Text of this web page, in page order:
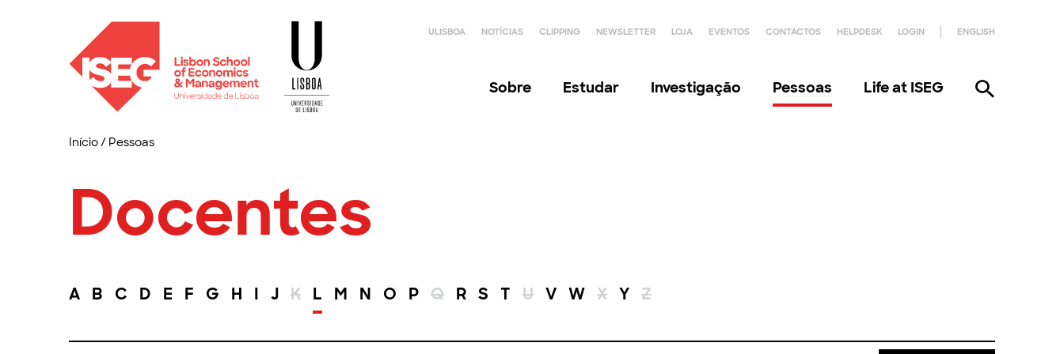
ULISBOA NOTÍCIAS CLIPPING NEWSLETTER LOJA EVENTOS CONTACTOS HELPDESK LOGIN ENGLISH
Sobre Estudar Investigação Pessoas Life at ISEG
Início/ Pessoas
Docentes
A B C D E F G H I J K L M N O P Q R S T U V W X Y Z